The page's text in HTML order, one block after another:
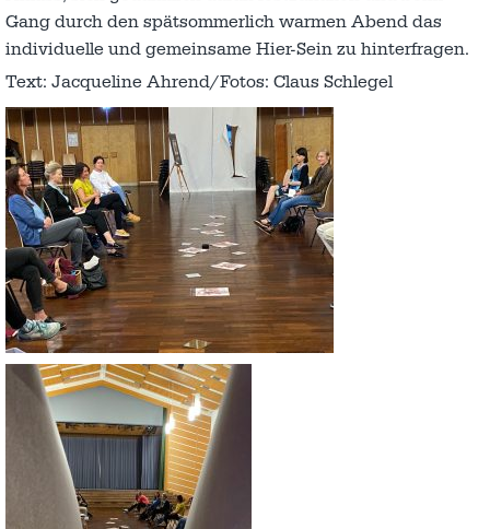
Gang durch den spätsommerlich warmen Abend das
individuelle und gemeinsame Hier-Sein zu hinterfragen.
Text: Jacqueline Ahrend/Fotos: Claus Schlegel